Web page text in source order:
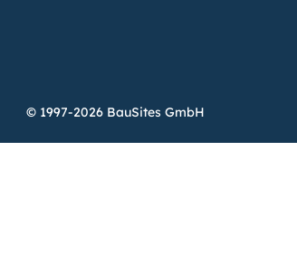
© 1997-2026 BauSites GmbH